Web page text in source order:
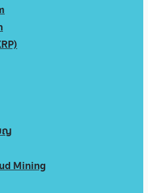
ญ
Mining